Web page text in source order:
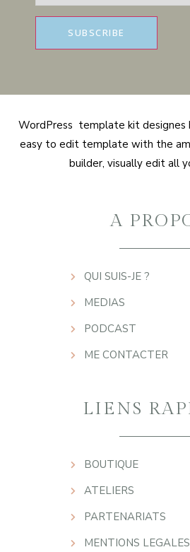
WordPress template kit designes
easy to edit template with the
builder, visually edit all
A
QUI SUIS-JE ?
MEDIAS
PODCAST
ME CONTACTER
LIENS
BOUTIQUE
ATELIERS
PARTENARIATS
MENTIONS LEGALES